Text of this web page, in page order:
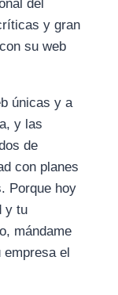
del
y gran
su web
únicas y a
y las
de
con planes
Porque hoy
y tu
mándame
el